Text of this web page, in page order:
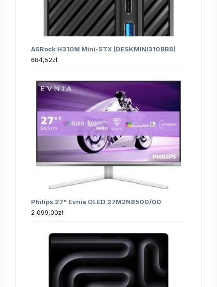
ASRock H310M Mini-STX (DESKMINI310BBB)
684,52zł
Philips 27" Evnia OLED 27M2N8500/00
2 099,00zł